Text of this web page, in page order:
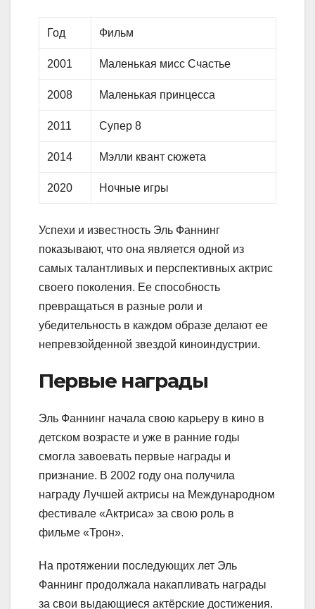
Год Фильм
2001 Маленькая мисс Счастье
2008 Маленькая принцесса
2011 Супер 8
2014 Мэлли квант сюжета
2020 Ночные игры
Успехи и известность Эль Фаннинг
показывают, что она является одной из
самых талантливых и перспективных актрис
своего поколения. Ее способность
превращаться в разные роли и
убедительность в каждом образе делают ее
непревзойденной звездой киноиндустрии.
Первые награды
Эль Фаннинг начала свою карьеру в кино в
детском возрасте и уже в ранние годы
смогла завоевать первые награды и
признание. В 2002 году она получила
награду Лучшей актрисы на Международном
фестивале «Актриса» за свою роль в
фильме «Трон».
На протяжении последующих лет Эль
Фаннинг продолжала накапливать награды
за свои выдающиеся актёрские достижения.